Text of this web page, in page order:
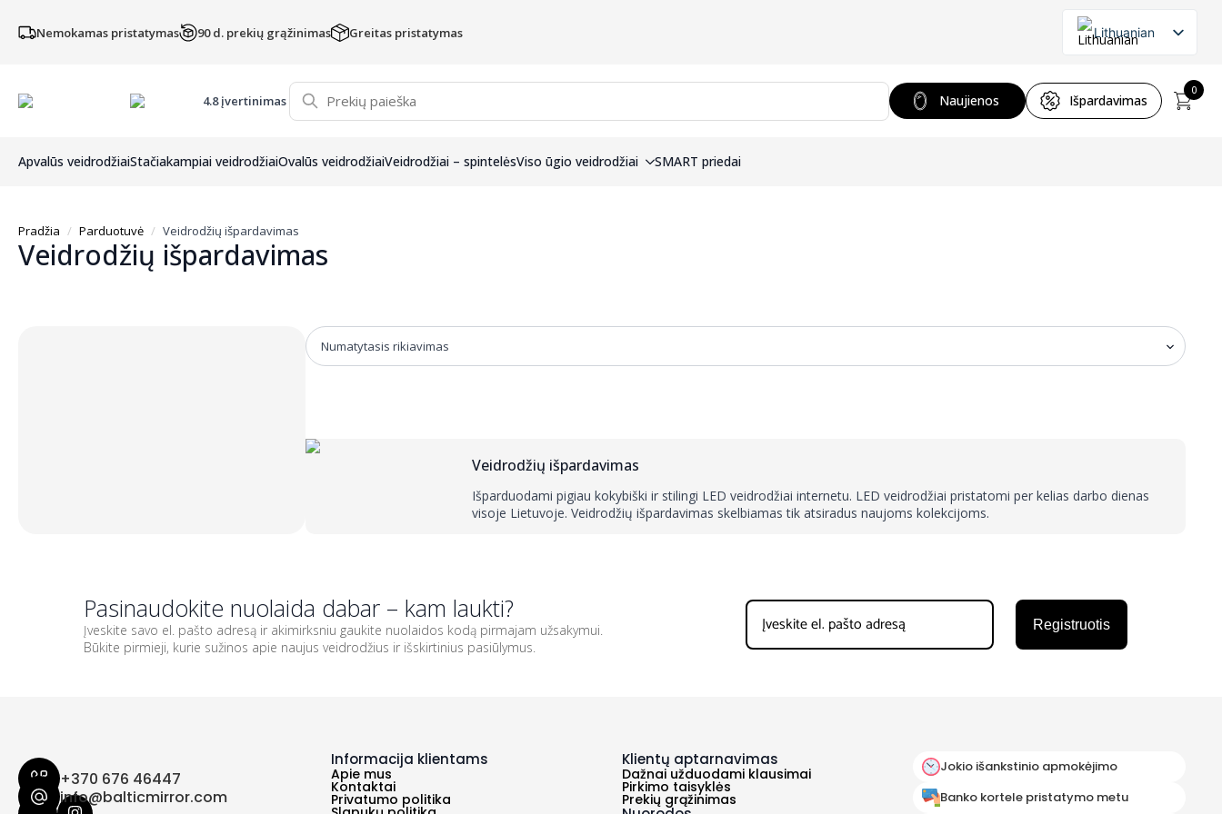
Nemokamas pristatymas 90 d. prekių grąžinimas Greitas pristatymas
Lithuanian
Russian
4.8 įvertinimas Naujienos Išpardavimas
0
Apvalūs veidrodžiaiStačiakampiai veidrodžiaiOvalūs veidrodžiaiVeidrodžiai – spintelėsViso ūgio veidrodžiai SMART priedai
Pradžia Parduotuvė Veidrodžių išpardavimas
Veidrodžių išpardavimas
Veidrodžių išpardavimas
Išparduodami pigiau kokybiški ir stilingi LED veidrodžiai internetu. LED veidrodžiai pristatomi per kelias darbo dienas
visoje Lietuvoje. Veidrodžių išpardavimas skelbiamas tik atsiradus naujoms kolekcijoms.
Pasinaudokite nuolaida dabar – kam laukti?
Įveskite savo el. pašto adresą ir akimirksniu gaukite nuolaidos kodą pirmajam užsakymui.
Būkite pirmieji, kurie sužinos apie naujus veidrodžius ir išskirtinius pasiūlymus.
Registruotis
+370 676 46447
info@balticmirror.com
Informacija klientams
Apie mus
Kontaktai
Privatumo politika
Klientų aptarnavimas
Dažnai užduodami klausimai
Pirkimo taisyklės
Prekių grąžinimas
Jokio išankstinio apmokėjimo
Banko kortele pristatymo metu